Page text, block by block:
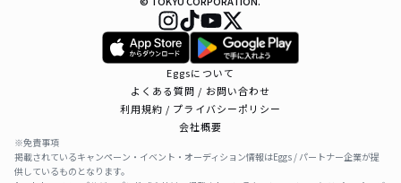
Eggsについて
よくある質問 / お問い合わせ
利用規約 / プライバシーポリシー
会社概要
※免責事項
掲載されているキャンペーン・イベント・オーディション情報はEggs / パートナー企業が提
供しているものとなります。